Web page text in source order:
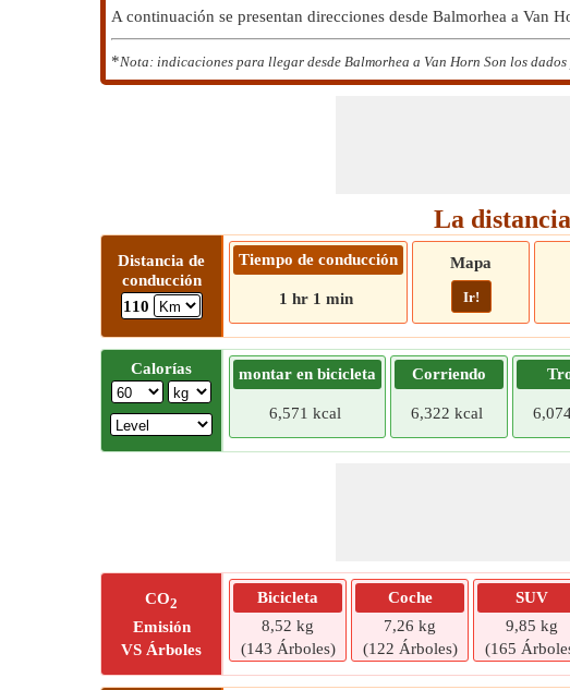
A continuación se presentan direcciones desde Balmorhea a Van
*Nota: indicaciones para llegar desde Balmorhea a Van Horn Son los
La
Distancia de
conducción
110
Tiempo de conducción
1 hr 1 min
Mapa
Ir!
Calorías montar en bicicleta
6,571 kcal
Corriendo
6,322 kcal
CO2
Emisión
VS Árboles
Bicicleta
8,52 kg
(143 Árboles)
Coche
7,26 kg
(122 Árboles)
SUV
9,85 kg
(165